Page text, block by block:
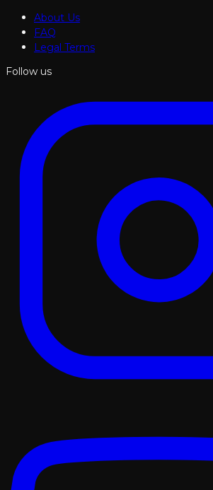
About Us
FAQ
Legal Terms
Follow us